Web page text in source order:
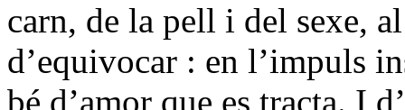
carn, de la pell i del sexe,
d’equivocar : en l’impuls
bé d’amor que es tracta. I